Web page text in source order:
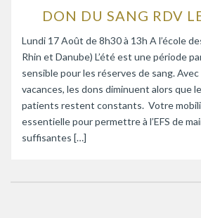
DON DU SANG RDV
Lundi 17 Août de 8h30 à 13h A l’école
Rhin et Danube) L’été est une période
sensible pour les réserves de sang.
vacances, les dons diminuent alors que
patients restent constants. Votre
essentielle pour permettre à l’EFS de
suffisantes […]